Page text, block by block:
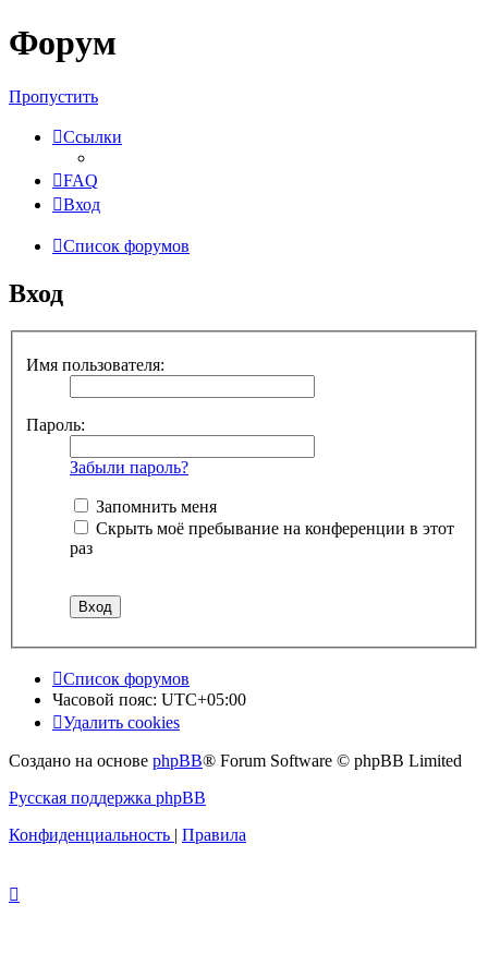
Форум
Пропустить
Ссылки
FAQ
Вход
Список форумов
Вход
Имя пользователя:
Пароль:
Забыли пароль?
Запомнить меня
Скрыть моё пребывание на конференции в этот
раз
Список форумов
Часовой пояс: UTC+05:00
Удалить cookies
Создано на основе phpBB® Forum Software © phpBB Limited
Русская поддержка phpBB
Конфиденциальность | Правила